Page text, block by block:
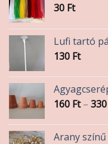
30 Ft
Lufi tartó
130 Ft
160 Ft – 330
Arany